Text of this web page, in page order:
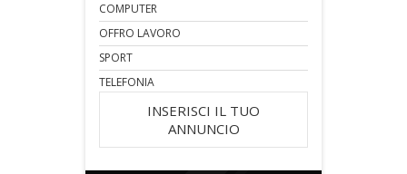
COMPUTER
OFFRO LAVORO
SPORT
TELEFONIA
INSERISCI IL TUO
ANNUNCIO